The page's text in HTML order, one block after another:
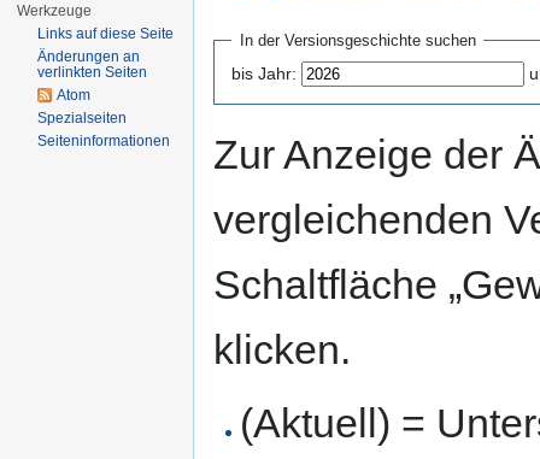
In der Versionsgeschichte suchen
bis Jahr:
Zur Anzeige der
vergleichenden
Schaltfläche
klicken.
(Aktuell) =
Werkzeuge
Links auf diese Seite
Änderungen an
verlinkten Seiten
Atom
Spezialseiten
Seiten­informationen